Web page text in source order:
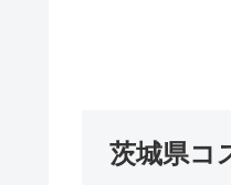
茨城県コ